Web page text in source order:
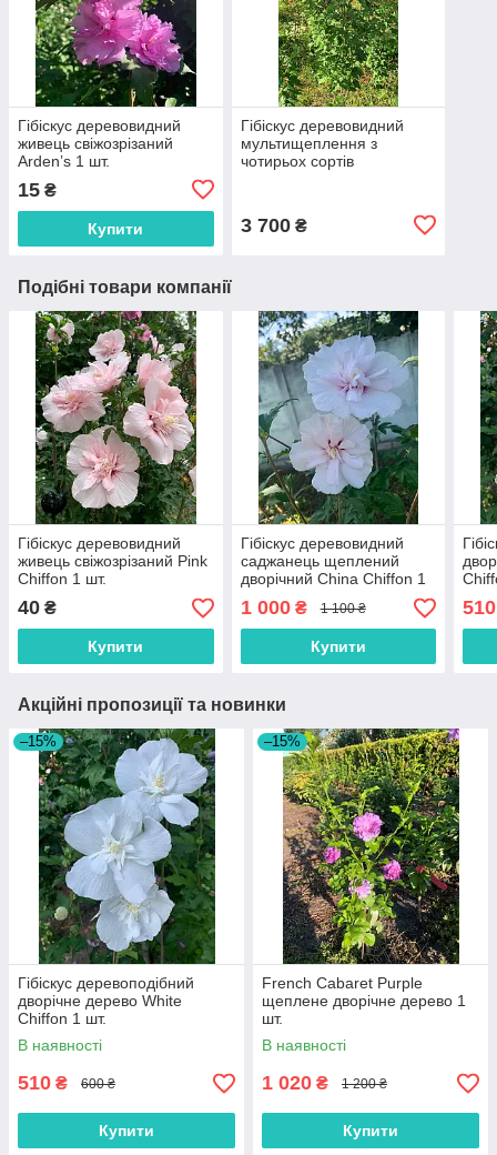
Гібіскус деревовидний
живець свіжозрізаний
Arden’s 1 шт.
15 ₴
Купити
Гібіскус деревовидний
мультищеплення з
чотирьох сортів
3 700₴
Подібні товари компанії
Гібіскус деревовидний
живець свіжозрізаний Pink
Chiffon 1 шт.
40 ₴
Купити
Гібіскус деревовидний
саджанець щеплений
дворічний China Chiffon 1
шт.
1 000₴ 1 100 ₴
Купити
510
Акційні пропозиції та новинки
–15%
Гібіскус деревоподібний
дворічне дерево White
Chiffon 1 шт.
В наявності
510 ₴ 600 ₴
Купити
–15%
French Cabaret Purple
щеплене дворічне дерево 1
шт.
В наявності
1 020 ₴ 1 200 ₴
Купити